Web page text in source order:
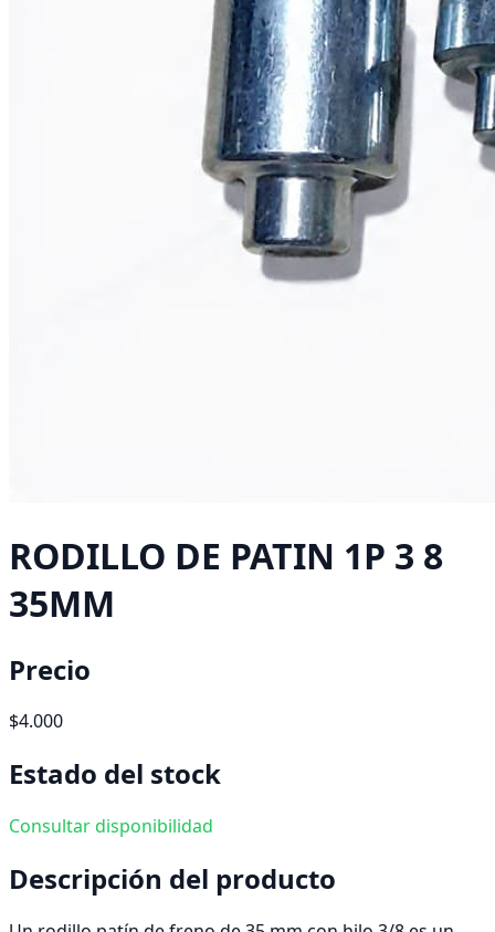
RODILLO DE PATIN 1P 3 8
35MM
Precio
$4.000
Estado del stock
Consultar disponibilidad
Descripción del producto